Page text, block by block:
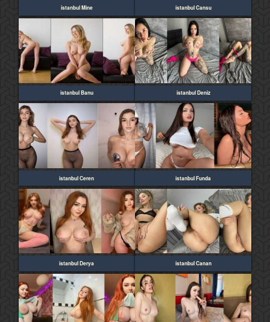
istanbul Mine istanbul Cansu
istanbul Banu istanbul Deniz
istanbul Ceren istanbul Funda
istanbul Derya istanbul Canan